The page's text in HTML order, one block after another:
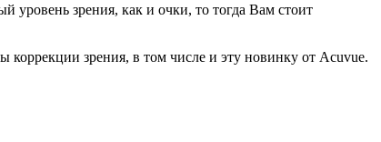
уровень зрения, как и очки, то тогда Вам стоит
зрения, в том числе и эту новинку от Acuvue.